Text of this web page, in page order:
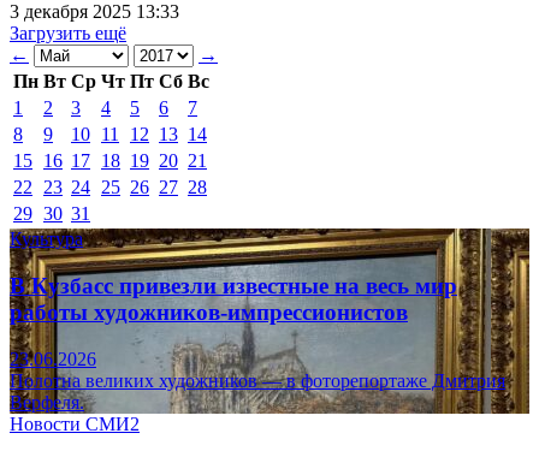
3 декабря 2025 13:33
Загрузить ещё
←
→
Пн Вт Ср Чт Пт Сб Вс
1
2 3 4 5 6
7
8
9 10 11 12 13 14
15 16 17 18 19 20 21
22
23 24 25 26 27 28
29 30 31
Культура
В Кузбасс привезли известные на весь мир
работы художников-импрессионистов
23.06.2026
Полотна великих художников — в фоторепортаже Дмитрия
Верфеля.
Новости СМИ2